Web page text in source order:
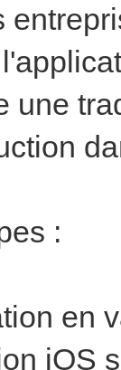
une
:
en
iOS